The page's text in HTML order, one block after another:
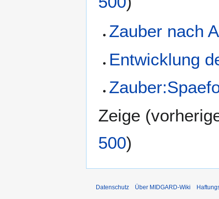
Zauber nach
Entwicklung
Zeige (
500)
Datenschutz Über MIDGARD-Wiki